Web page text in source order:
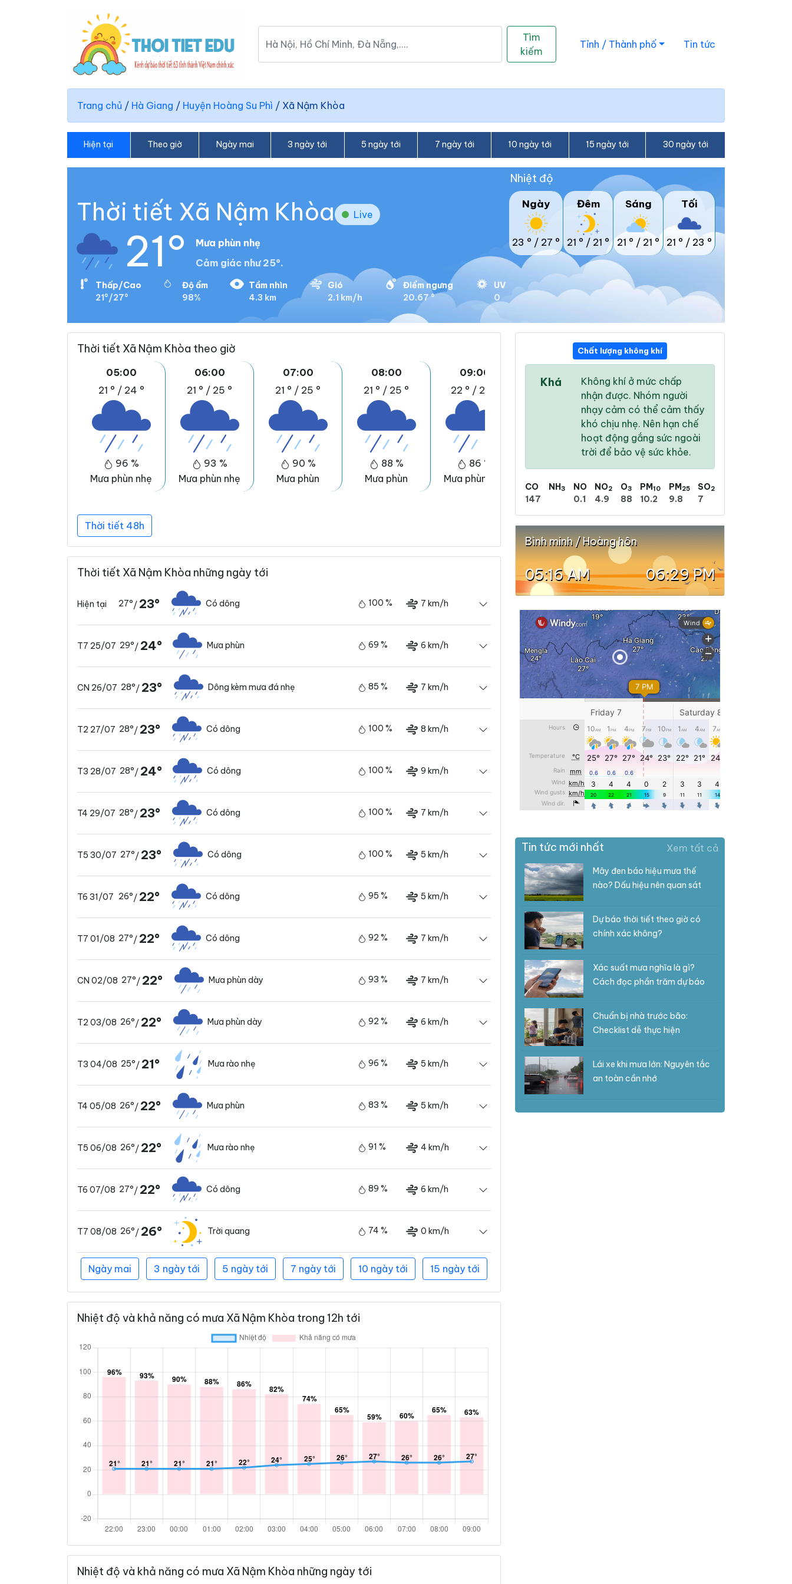
Tìm
kiếm
Tỉnh / Thành phố Tin tức
Trang chủ / Hà Giang / Huyện Hoàng Su Phì / Xã Nậm Khòa
Hiện tại Theo giờ Ngày mai 3 ngày tới 5 ngày tới 7 ngày tới 10 ngày tới 15 ngày tới 30 ngày tới
Thời tiết Xã Nậm Khòa Live
21°
Mưa phùn nhẹ
Cảm giác như 25°.
Thấp/Cao
21°/27°
Độ ẩm
98%
Tầm nhìn
4.3 km
Gió
2.1 km/h
Điểm ngưng
20.67 °
UV
0
Nhiệt độ
Ngày
23 ° / 27 °
Đêm
21 ° / 21 °
Sáng
21 ° / 21 °
Tối
21 ° / 23 °
Thời tiết Xã Nậm Khòa theo giờ
05:00
21 ° / 24 °
96 %
Mưa phùn nhẹ
06:00
21 ° / 25 °
93 %
Mưa phùn nhẹ
07:00
21 ° / 25 °
90 %
Mưa phùn
08:00
21 ° / 25 °
88 %
Mưa phùn
09:00
22 ° / 26 °
86 %
Mưa phùn nhẹ
24 °/ 28 °
25 ° /
Thời tiết 48h
Thời tiết Xã Nậm Khòa những ngày tới
Hiện tại 27°/ 23° Có dông 100 % 7 km/h
T7 25/07 29°/ 24° Mưa phùn 69 % 6 km/h
CN 26/07 28°/ 23° Dông kèm mưa đá nhẹ 85 % 7 km/h
T2 27/07 28°/ 23° Có dông 100 % 8 km/h
T3 28/07 28°/ 24° Có dông 100 % 9 km/h
T4 29/07 28°/ 23° Có dông 100 % 7 km/h
T5 30/07 27°/ 23° Có dông 100 % 5 km/h
T6 31/07 26°/ 22° Có dông 95 % 5 km/h
T7 01/08 27°/ 22° Có dông 92 % 7 km/h
CN 02/08 27°/ 22° Mưa phùn dày 93 % 7 km/h
T2 03/08 26°/ 22° Mưa phùn dày 92 % 6 km/h
T3 04/08 25°/ 21° Mưa rào nhẹ 96 % 5 km/h
T4 05/08 26°/ 22° Mưa phùn 83 % 5 km/h
T5 06/08 26°/ 22° Mưa rào nhẹ 91 % 4 km/h
T6 07/08 27°/ 22° Có dông 89 % 6 km/h
T7 08/08 26°/ 26° Trời quang 74 % 0 km/h
Ngày mai 3 ngày tới 5 ngày tới 7 ngày tới 10 ngày tới 15 ngày tới
Nhiệt độ và khả năng có mưa Xã Nậm Khòa trong 12h tới
Nhiệt độ và khả năng có mưa Xã Nậm Khòa những ngày tới
Chất lượng không khí
Khá
Không khí ở mức chấp
nhận được. Nhóm người
nhạy cảm có thể cảm thấy
khó chịu nhẹ. Nên hạn chế
hoạt động gắng sức ngoài
trời để bảo vệ sức khỏe.
CO
147
NH3
NO
0.1
NO2
4.9
O3
88
PM10
10.2
PM25
9.8
SO2
7
Bình minh / Hoàng hôn
05:16 AM 06:29 PM
Tin tức mới nhất Xem tất cả
Mây đen báo hiệu mưa thế
nào? Dấu hiệu nên quan sát
Dự báo thời tiết theo giờ có
chính xác không?
Xác suất mưa nghĩa là gì?
Cách đọc phần trăm dự báo
Chuẩn bị nhà trước bão:
Checklist dễ thực hiện
Lái xe khi mưa lớn: Nguyên tắc
an toàn cần nhớ